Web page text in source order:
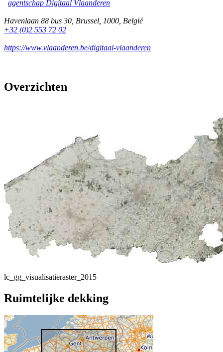
agentschap Digitaal Vlaanderen
Havenlaan 88 bus 30 Brussel 1000 België
+32 (0)2 553 72 02
https://www.vlaanderen.be/digitaal-vlaanderen
Overzichten
lc_gg_visualisatieraster_2015
Ruimtelijke dekking